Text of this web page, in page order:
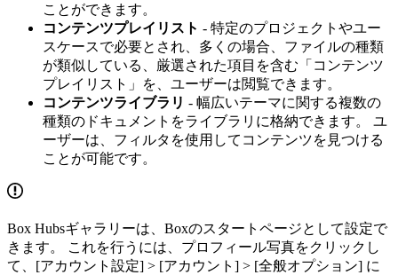
ことができます。
コンテンツプレイリスト - 特定のプロジェクトやユー
スケースで必要とされ、多くの場合、ファイルの種類
が類似している、厳選された項目を含む「コンテンツ
プレイリスト」を、ユーザーは閲覧できます。
コンテンツライブラリ - 幅広いテーマに関する複数の
種類のドキュメントをライブラリに格納できます。 ユ
ーザーは、フィルタを使用してコンテンツを見つける
ことが可能です。
Box Hubsギャラリーは、Boxのスタートページとして設定で
きます。 これを行うには、プロフィール写真をクリックし
て、[アカウント設定] > [アカウント] > [全般オプション] に